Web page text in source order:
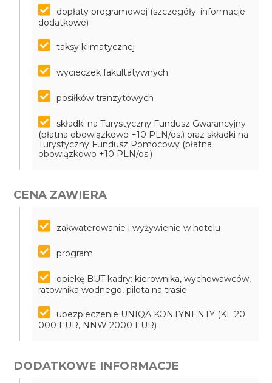
dopłaty programowej (szczegóły: informacje
dodatkowe)
taksy klimatycznej
wycieczek fakultatywnych
posiłków tranzytowych
składki na Turystyczny Fundusz Gwarancyjny
(płatna obowiązkowo +10 PLN/os.) oraz składki na
Turystyczny Fundusz Pomocowy (płatna
obowiązkowo +10 PLN/os.)
CENA ZAWIERA
zakwaterowanie i wyżywienie w hotelu
program
opiekę BUT kadry: kierownika, wychowawców,
ratownika wodnego, pilota na trasie
ubezpieczenie UNIQA KONTYNENTY (KL 20
000 EUR, NNW 2000 EUR)
DODATKOWE INFORMACJE